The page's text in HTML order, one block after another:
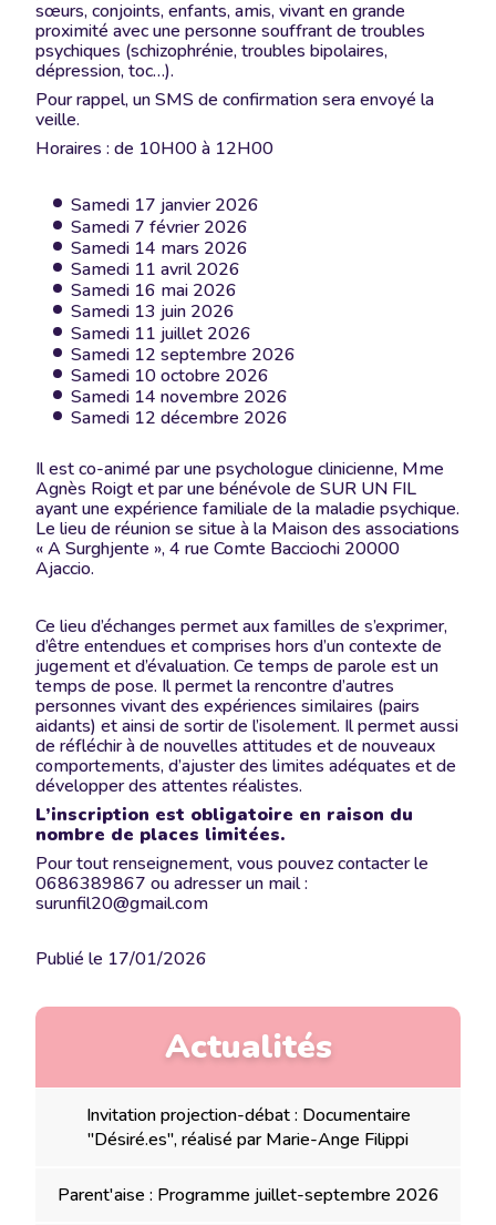
Actualités
Invitation projection-débat : Documentaire
"Désiré.es", réalisé par Marie-Ange Filippi
Parent'aise : Programme juillet-septembre 2026
sœurs, conjoints, enfants, amis, vivant en grande
proximité avec une personne souffrant de troubles
psychiques (schizophrénie, troubles bipolaires,
dépression, toc…).
Pour rappel, un SMS de confirmation sera envoyé la
veille.
Horaires : de 10H00 à 12H00
Samedi 17 janvier 2026
Samedi 7 février 2026
Samedi 14 mars 2026
Samedi 11 avril 2026
Samedi 16 mai 2026
Samedi 13 juin 2026
Samedi 11 juillet 2026
Samedi 12 septembre 2026
Samedi 10 octobre 2026
Samedi 14 novembre 2026
Samedi 12 décembre 2026
Il est co-animé par une psychologue clinicienne, Mme
Agnès Roigt et par une bénévole de SUR UN FIL
ayant une expérience familiale de la maladie psychique.
Le lieu de réunion se situe à la Maison des associations
« A Surghjente », 4 rue Comte Bacciochi 20000
Ajaccio.
Ce lieu d’échanges permet aux familles de s’exprimer,
d’être entendues et comprises hors d’un contexte de
jugement et d’évaluation. Ce temps de parole est un
temps de pose. Il permet la rencontre d’autres
personnes vivant des expériences similaires (pairs
aidants) et ainsi de sortir de l’isolement. Il permet aussi
de réfléchir à de nouvelles attitudes et de nouveaux
comportements, d’ajuster des limites adéquates et de
développer des attentes réalistes.
L’inscription est obligatoire en raison du
nombre de places limitées.
Pour tout renseignement, vous pouvez contacter le
0686389867 ou adresser un mail :
surunfil20@gmail.com
Publié le 17/01/2026